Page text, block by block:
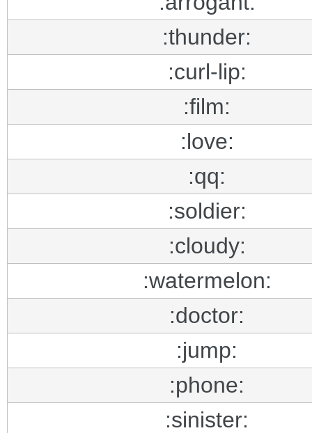
:thunder:
:curl-lip:
:film:
:love:
:qq:
:soldier:
:cloudy:
:watermelon:
:doctor:
:jump:
:phone:
:sinister: